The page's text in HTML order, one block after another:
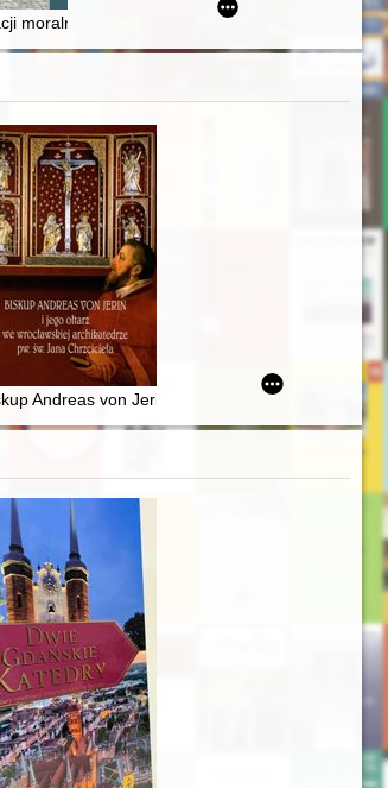
w do dziś
moralnej synów szlacheckich w XVI-wiecznej
prowadzonych w Polsce i za granicą
mniejszości narodowych Pomorza
Andreas von Jerin i jego ołtarz we